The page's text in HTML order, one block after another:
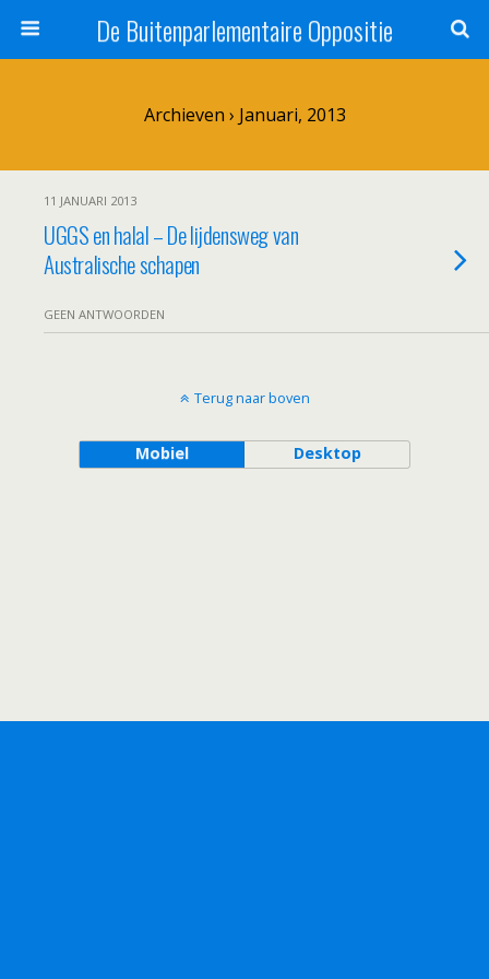
De Buitenparlementaire Oppositie
Archieven › Januari, 2013
11 JANUARI 2013
UGGS en halal – De lijdensweg van
Australische schapen
GEEN ANTWOORDEN
Terug naar boven
Mobiel Desktop